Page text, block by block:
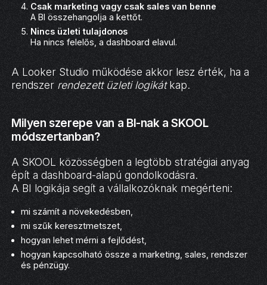
Csak marketing vagy csak sales van benne
A BI összehangolja a kettőt.
Nincs üzleti tulajdonos
Ha nincs felelős, a dashboard elavul.
A Looker Studio működése akkor lesz érték, ha a
rendszer rendezett üzleti logikátkap.
Milyen szerepe van a BI-nak a SKOOL
módszertanban?
A SKOOL közösségben a legtöbb stratégiai anyag
épít a dashboard-alapú gondolkodásra.
A BI logikája segít a vállalkozóknak megérteni:
mi számít a növekedésben,
mi szűk keresztmetszet,
hogyan lehet mérni a fejlődést,
hogyan kapcsolható össze a marketing, sales, rendszer
és pénzügy.